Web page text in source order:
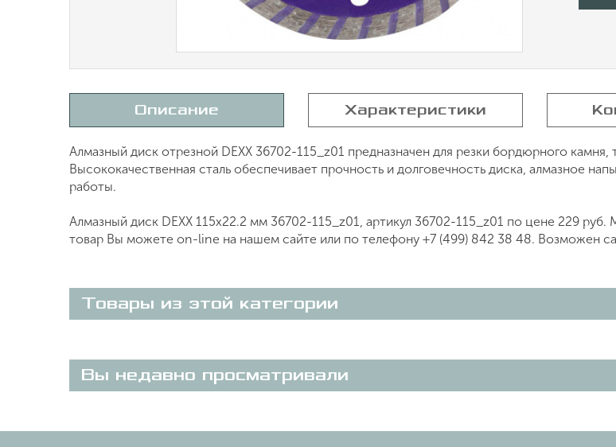
Описание Характеристики
Алмазный диск отрезной DEXX 36702-115_z01 предназначен для резки бордюрного
Высококачественная сталь обеспечивает прочность и долговечность диска, алмазное
работы.
Алмазный диск DEXX 115х22.2 мм 36702-115_z01, артикул 36702-115_z01 по цене 229
товар Вы можете on-line на нашем сайте или по телефону +7 (499) 842 38 48. Возможен
Товары из этой категории
Вы недавно просматривали